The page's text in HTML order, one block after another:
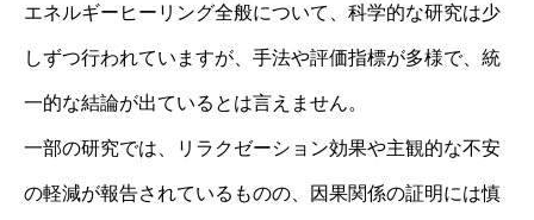
エネルギーヒーリング全般について、科学的な研究は少
しずつ行われていますが、手法や評価指標が多様で、統
一的な結論が出ているとは言えません。
一部の研究では、リラクゼーション効果や主観的な不安
の軽減が報告されているものの、因果関係の証明には慎